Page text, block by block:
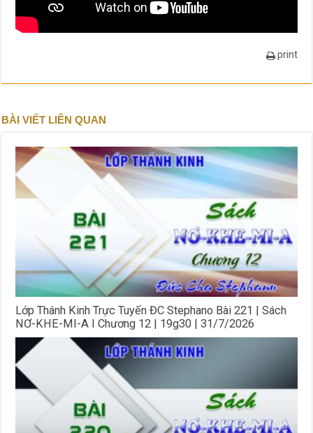
print
BÀI VIẾT LIÊN QUAN
Lớp Thánh Kinh Trực Tuyến ĐC Stephano Bài 221 | Sách
NƠ-KHE-MI-A I Chương 12 | 19g30 | 31/7/2026